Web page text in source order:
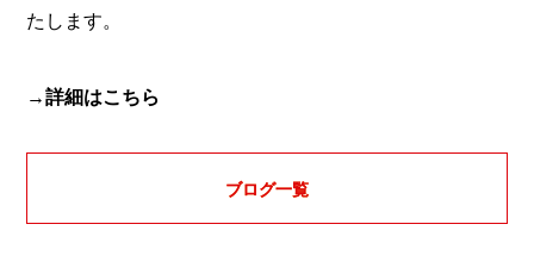
たします。
→詳細はこちら
ブログ一覧